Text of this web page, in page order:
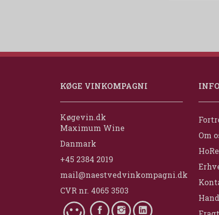
KØGE VINKOMPAGNI
Køgevin.dk
Maximum Wine
Danmark
+45 2384 2019
mail@naestvedvinkompagni.dk
CVR nr. 4065 3503
Om